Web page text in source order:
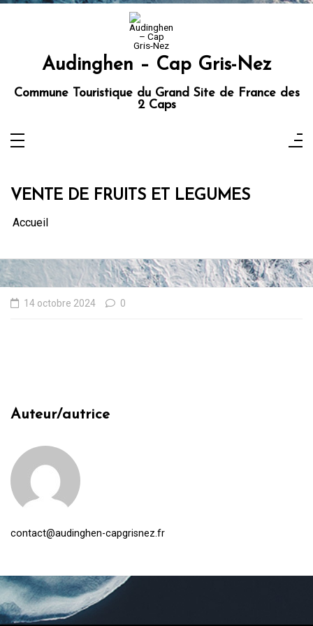
Aller
Audinghen – Cap Gris-Nez
Commune Touristique du Grand Site de France des
2 Caps
VENTE DE FRUITS ET LEGUMES
Accueil
14 octobre 2024 0
Auteur/autrice
contact@audinghen-capgrisnez.fr